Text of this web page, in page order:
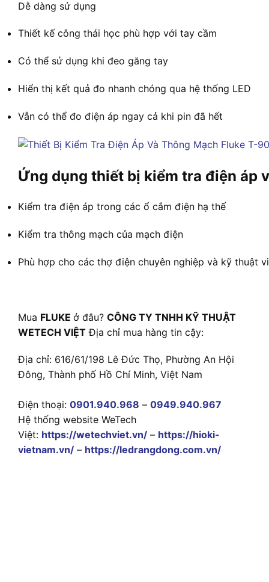
Dễ dàng sử dụng
Thiết kế công thái học phù hợp với tay cầm
Có thể sử dụng khi đeo găng tay
Hiển thị kết quả đo nhanh chóng qua hệ thống LED
Vẫn có thể đo điện áp ngay cả khi pin đã hết
Ứng dụng thiết bị kiểm tra điện áp
Kiểm tra điện áp trong các ổ cắm điện hạ thế
Kiểm tra thông mạch của mạch điện
Phù hợp cho các thợ điện chuyên nghiệp và kỹ thuật
Mua FLUKE ở đâu? CÔNG TY TNHH KỸ THUẬT
WETECH VIỆT Địa chỉ mua hàng tin cậy:
Địa chỉ: 616/61/198 Lê Đức Thọ, Phường An Hội
Đông, Thành phố Hồ Chí Minh, Việt Nam
Điện thoại: 0901.940.968 – 0949.940.967
Hệ thống website WeTech
Việt: https://wetechviet.vn/ – https://hioki-
vietnam.vn/ – https://ledrangdong.com.vn/